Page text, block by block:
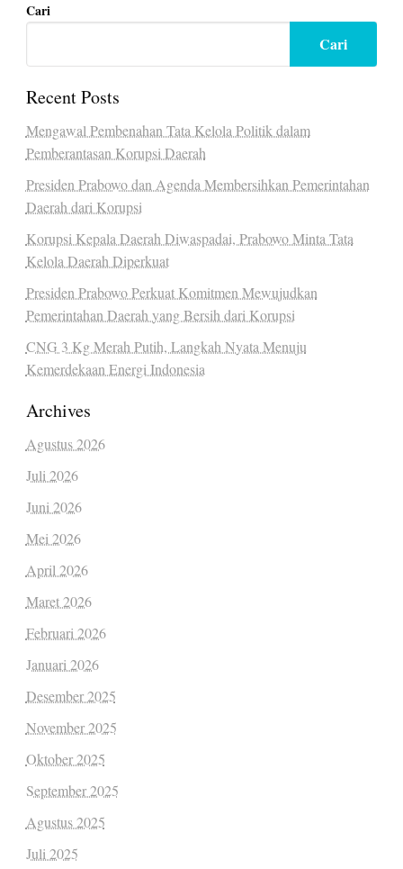
Cari
Cari
Recent Posts
Mengawal Pembenahan Tata Kelola Politik dalam
Pemberantasan Korupsi Daerah
Presiden Prabowo dan Agenda Membersihkan Pemerintahan
Daerah dari Korupsi
Korupsi Kepala Daerah Diwaspadai, Prabowo Minta Tata
Kelola Daerah Diperkuat
Presiden Prabowo Perkuat Komitmen Mewujudkan
Pemerintahan Daerah yang Bersih dari Korupsi
CNG 3 Kg Merah Putih, Langkah Nyata Menuju
Kemerdekaan Energi Indonesia
Archives
Agustus 2026
Juli 2026
Juni 2026
Mei 2026
April 2026
Maret 2026
Februari 2026
Januari 2026
Desember 2025
November 2025
Oktober 2025
September 2025
Agustus 2025
Juli 2025